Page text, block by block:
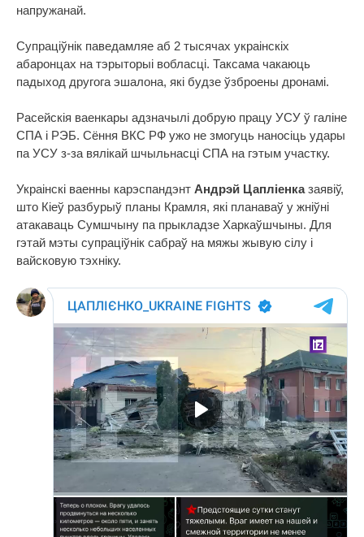
напружанай.
Супраціўнік паведамляе аб 2 тысячах украінскіх
абаронцах на тэрыторыі вобласці. Таксама чакаюць
падыход другога эшалона, які будзе ўзброены дронамі.
Расейскія ваенкары адзначылі добрую працу УСУ ў галіне
СПА і РЭБ. Сёння ВКС РФ ужо не змогуць наносіць удары
па УСУ з-за вялікай шчыльнасці СПА на гэтым участку.
Украінскі ваенны карэспандэнт Андрэй Цапліенказаявіў,
што Кіеў разбурыў планы Крамля, які планаваў у жніўні
атакаваць Сумшчыну па прыкладзе Харкаўшчыны. Для
гэтай мэты супраціўнік сабраў на мяжы жывую сілу і
вайсковую тэхніку.